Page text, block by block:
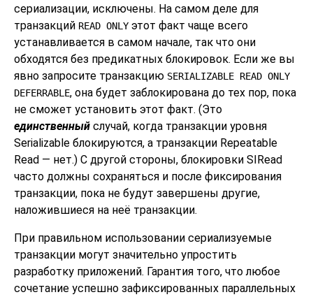
сериализации, исключены. На самом деле для
транзакций READ ONLY этот факт чаще всего
устанавливается в самом начале, так что они
обходятся без предикатных блокировок. Если же вы
явно запросите транзакцию SERIALIZABLE READ ONLY
DEFERRABLE, она будет заблокирована до тех пор, пока
не сможет установить этот факт. (Это
единственный случай, когда транзакции уровня
Serializable блокируются, а транзакции Repeatable
Read — нет.) С другой стороны, блокировки SIRead
часто должны сохраняться и после фиксирования
транзакции, пока не будут завершены другие,
наложившиеся на неё транзакции.
При правильном использовании сериализуемые
транзакции могут значительно упростить
разработку приложений. Гарантия того, что любое
сочетание успешно зафиксированных параллельных